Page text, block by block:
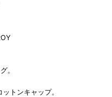
。
トンキャップ。